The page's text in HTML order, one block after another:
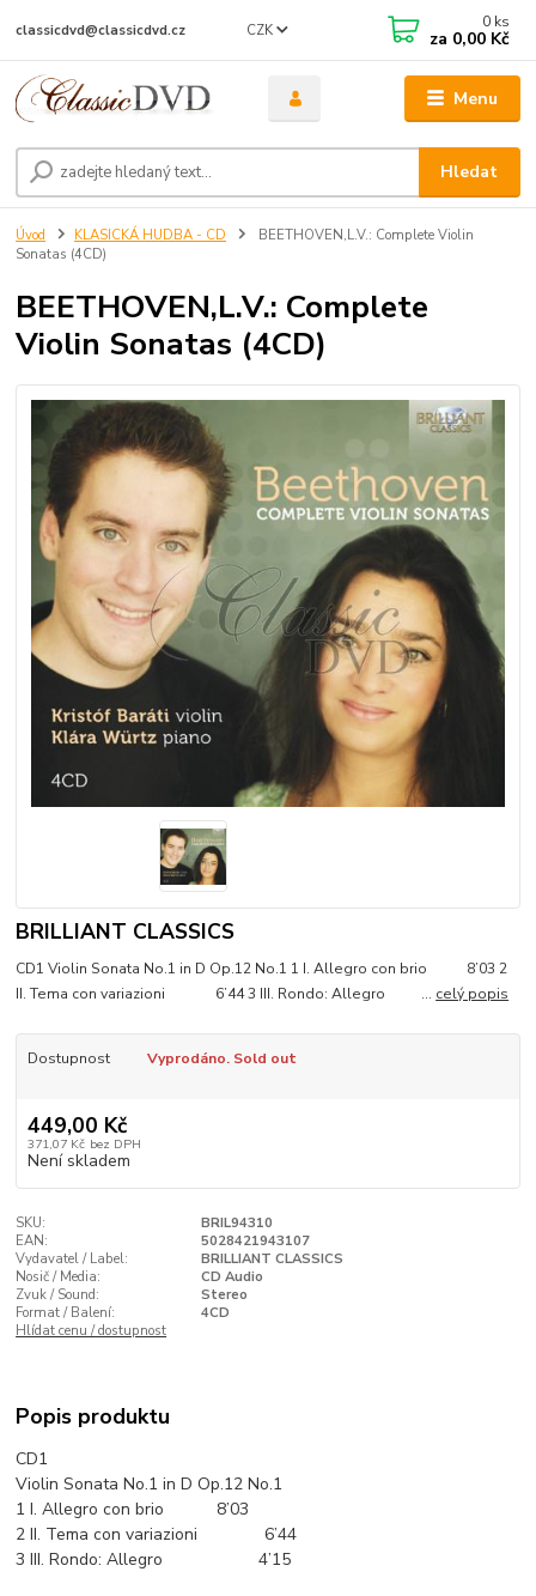
Menu
CZK
Hledat
classicdvd@classicdvd.cz 0 ks
za 0,00 Kč
Úvod KLASICKÁ HUDBA - CD
BEETHOVEN,L.V.: Complete Violin
Sonatas (4CD)
BEETHOVEN,L.V.: Complete
Violin Sonatas (4CD)
BRILLIANT CLASSICS
CD1 Violin Sonata No.1 in D Op.12 No.1 1 I. Allegro con brio 8’03 2
II. Tema con variazioni 6’44 3 III. Rondo: Allegro ... celý popis
Dostupnost Vyprodáno. Sold out
449,00 Kč
371,07 Kč bez DPH
Není skladem
SKU:
BRIL94310
EAN:
5028421943107
Vydavatel / Label:
BRILLIANT CLASSICS
Nosič / Media:
CD Audio
Zvuk / Sound:
Stereo
Format / Balení:
4CD
Hlídat cenu / dostupnost
Popis produktu
CD1
Violin Sonata No.1 in D Op.12 No.1
1 I. Allegro con brio 8’03
2 II. Tema con variazioni 6’44
3 III. Rondo: Allegro 4’15